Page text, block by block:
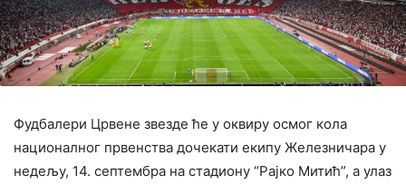
Фудбалери Црвене звезде ће у оквиру осмог кола
националног првенства дочекати екипу Железничара у
недељу, 14. септембра на стадиону “Рајко Митић”, а улаз